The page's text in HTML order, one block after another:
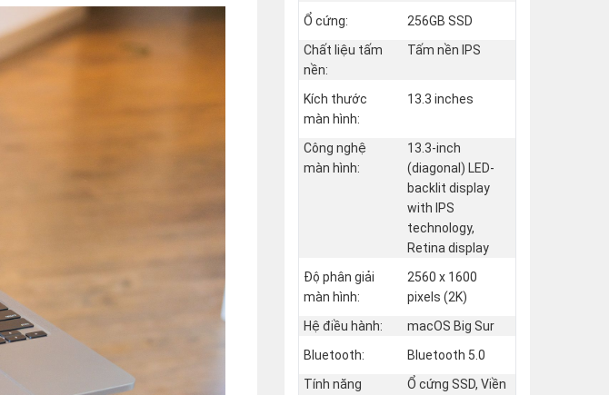
Ổ cứng:
256GB SSD
Chất liệu tấm
nền:
Tấm nền IPS
Kích thước
màn hình:
13.3 inches
Công nghệ
màn hình:
13.3-inch
(diagonal) LED-
backlit display
with IPS
technology,
Retina display
Độ phân giải
màn hình:
2560 x 1600
pixels (2K)
Hệ điều hành:
macOS Big Sur
Bluetooth:
Bluetooth 5.0
Tính năng
Ổ cứng SSD, Viền